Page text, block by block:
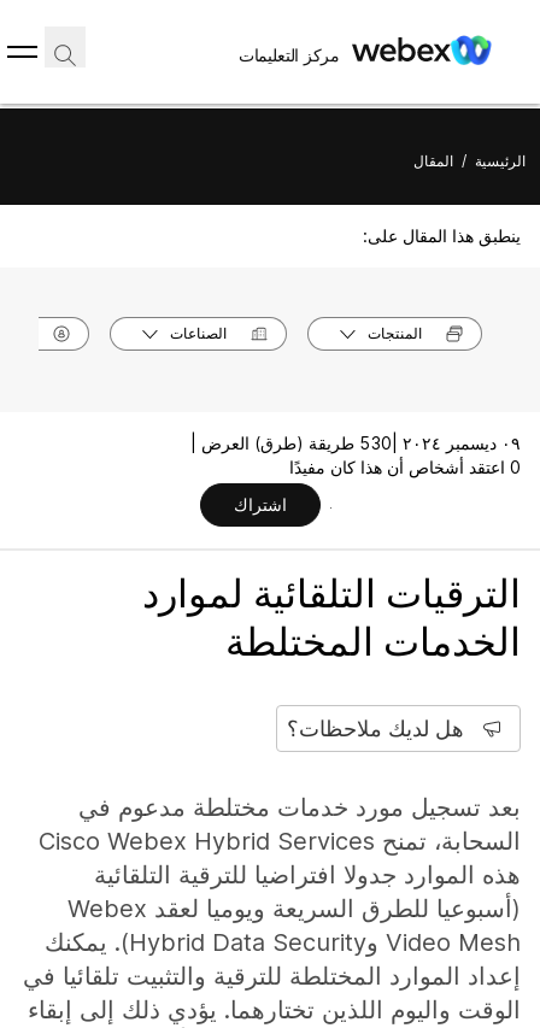
مركز التعليمات
الرئيسية / المقال
ينطبق هذا المقال على:
المنتجات الصناعات
٠٩ ديسمبر ٢٠٢٤ |
530 طريقة (طرق) العرض |
0 اعتقد أشخاص أن هذا كان مفيدًا
اشتراك
الترقيات التلقائية لموارد
الخدمات المختلطة
هل لديك ملاحظات؟
بعد تسجيل مورد خدمات مختلطة مدعوم في
السحابة، تمنح Cisco Webex Hybrid Services
هذه الموارد جدولا افتراضيا للترقية التلقائية
(أسبوعيا للطرق السريعة ويوميا لعقد Webex
Video Mesh وHybrid Data Security). يمكنك
إعداد الموارد المختلطة للترقية والتثبيت تلقائيا في
الوقت واليوم اللذين تختارهما. يؤدي ذلك إلى إبقاء